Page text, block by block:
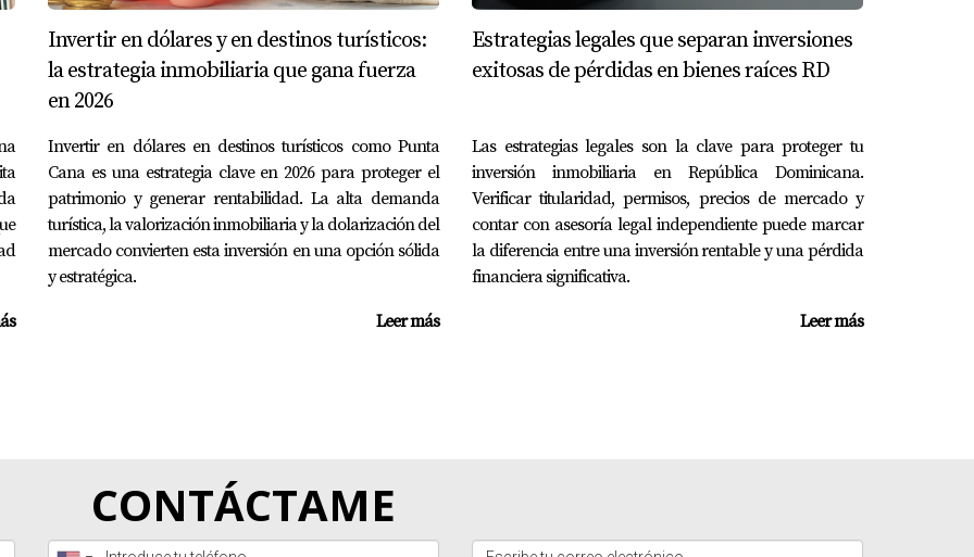
TUS DUDAS... VER MÁS
aprobados por el gobierno que cumplen con ciertos criterios establecidos por la ley.
de 15 años desde la compra del inmueble.
otros incentivos fiscales?
aprovechar la Ley Confotur?
disponibles y contactar a un agente inmobiliario especializado como Yolanda Landinez para recibir
Invertir en dólares y en destinos turísticos:
la estrategia inmobiliaria que gana fuerza
en 2026
Invertir en dólares en destinos turísticos como Punta
Cana es una estrategia clave en 2026 para proteger el
patrimonio y generar rentabilidad. La alta demanda
turística, la valorización inmobiliaria y la dolarización del
mercado convierten esta inversión en una opción sólida
y estratégica.
Leer más
Estrategias legales que separan inversiones
exitosas de pérdidas en bienes raíces RD
Las estrategias legales son la clave para proteger tu
inversión inmobiliaria en República Dominicana.
Verificar titularidad, permisos, precios de mercado y
contar con asesoría legal independiente puede marcar
la diferencia entre una inversión rentable y una pérdida
financiera significativa.
Leer más
CONTÁCTAME